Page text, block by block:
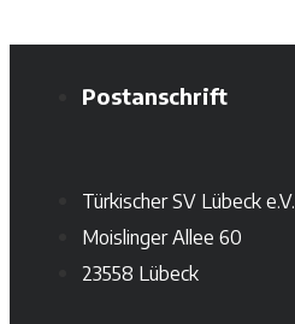
Postanschrift
Türkischer SV Lübeck e.V.
Moislinger Allee 60
23558 Lübeck